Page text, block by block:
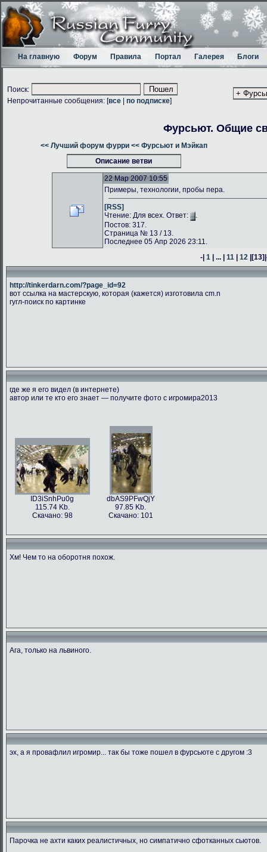
На главную Форум Правила Портал Галерея Блоги
Поиск:
Непрочитанные сообщения: [все по подписке]
Фурсьют. Общие
<< Лучший форум фурри << Фурсьют и Мэйкап
Описание ветви
22 Мар 2007 10:55
Примеры, технологии, пробы пера.
[RSS]
Чтение: Для всех. Ответ:
.
Постов: 317.
Страница № 13 / 13.
Последнее 05 Апр 2026 23:11.
-|1 | ... |11 |12 |[13]
http://tinkerdarn.com/?page_id=92
вот ссылка на мастерскую, которая (кажется) изготовила cm.n
гугл-поиск по картинке
где же я его видел (в интернете)
автор или те кто его знает — получите фото с игромира2013
ID3iSnhPu0g
115.74 Kb.
Скачано: 98
dbAS9PFwQjY
97.85 Kb.
Скачано: 101
Хм! Чем то на оборотня похож.
Ага, только на львиного.
эх, а я провафлил игромир... так бы тоже пошел в фурсьюте с другом :3
Парочка не ахти каких реалистичных, но симпатично сфотканных сьютов.